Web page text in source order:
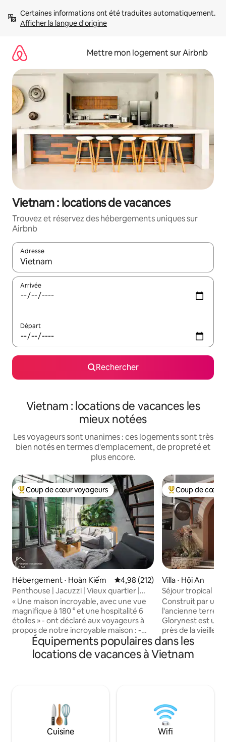
directement
Afficher la langue d'origine
Mettre mon logement sur Airbnb
Vietnam : locations de vacances
Trouvez et réservez des hébergements uniques sur
Airbnb
Adresse
Lorsque les résultats s'affichent, utilisez les flèches vers le
Arrivée
Départ
Rechercher
Vietnam : locations de vacances les
mieux notées
Les voyageurs sont unanimes : ces logements sont très
bien notés en termes d'emplacement, de propreté et
plus encore.
Coups de cœur voyageurs les plus appréciés
Coup de cœur voyageurs
Hébergement ⋅ Hoàn Kiếm Évaluation moyenne sur la
4,98 (212)
Penthouse | Jacuzzi | Vieux quartier |
Cuisine | Netflix
« Une maison incroyable, avec une vue
magnifique à 180 ° et une hospitalité 6
étoiles » - ont déclaré aux voyageurs à
propos de notre incroyable maison : -
Loft de 80 mètres carrés (toit-terrasse -
vue panoramique) - Jacuzzi - Lave-linge
et sèche-linge gratuits - Cuisine
gare et de la navette de l'aéroport. -
Quartier calme et sûr. - Liste de
nourriture gratuite et recommandation
de visite - Transport depuis l'aéroport
Coups de cœur
Coup de cœur
Villa ⋅ Hội An
Séjour tropical
de la vieille ville
Construit par une
l'ancienne terre
Glorynest est un
près de la vieille
villa a 2
accueillir
adultes et 2 enfants. Profitez
l'aéroport de Da
calme, faite avec
vous sentiez
tapis de yoga
Équipements populaires dans les
locations de vacances à Vietnam
Cuisine Wifi